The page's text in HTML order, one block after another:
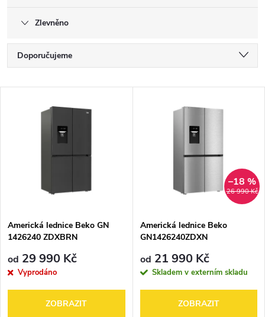
Zlevněno
Ř
a
p
r
o
Doporučujeme
Nejprodávanější
s
p
r
Americká lednice Beko GN
1426240 ZDXBRN
od 29 990 Kč
Vyprodáno
ZOBRAZIT
26 990 Kč
–18 %
Americká lednice Beko
GN1426240ZDXN
od 21 990 Kč
Skladem v externím skladu
ZOBRAZIT